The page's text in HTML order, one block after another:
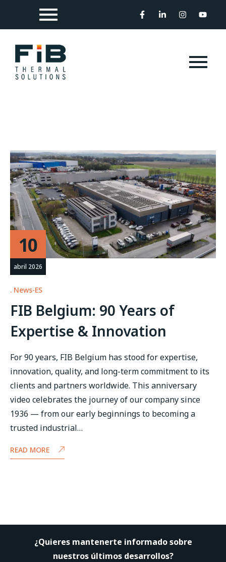
10
abril 2026
News-ES
FIB Belgium: 90 Years of
Expertise & Innovation
For 90 years, FIB Belgium has stood for expertise,
innovation, quality, and long-term commitment to its
clients and partners worldwide. This anniversary
video celebrates the journey of our company since
1936 — from our early beginnings to becoming a
trusted industrial…
READ MORE
¿Quieres mantenerte informado sobre
nuestros últimos desarrollos?